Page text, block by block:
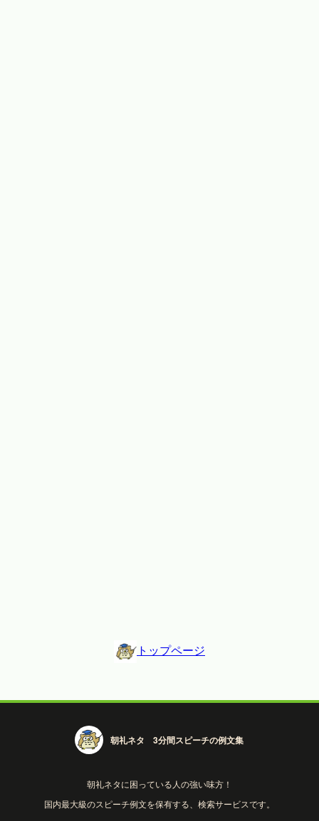
トップページ
朝礼ネタ 3分間スピーチの例文集
朝礼ネタに困っている人の強い味方！
国内最大級のスピーチ例文を保有する、検索サービスです。